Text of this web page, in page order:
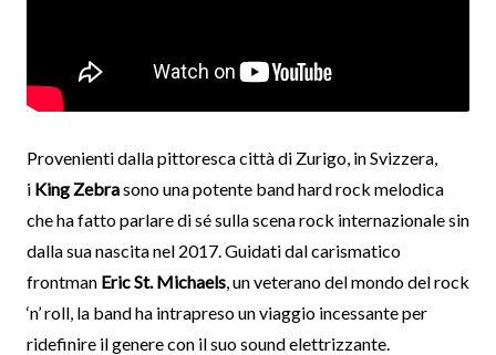
Provenienti dalla pittoresca città di Zurigo, in Svizzera,
i King Zebrasono una potente band hard rock melodica
che ha fatto parlare di sé sulla scena rock internazionale sin
dalla sua nascita nel 2017. Guidati dal carismatico
frontman Eric St. Michaels, un veterano del mondo del rock
‘n’ roll, la band ha intrapreso un viaggio incessante per
ridefinire il genere con il suo sound elettrizzante.